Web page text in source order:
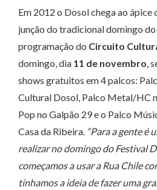
Em 2012 o Dosol chega ao ápice
junção do tradicional domingo
programação do Circuito
domingo, dia 11 de novembro,
shows gratuitos em 4 palcos:
Cultural Dosol, Palco Metal/HC
Pop no Galpão 29 e o Palco
Casa da Ribeira. “Para a gente é
realizar no domingo do Festival
começamos a usar a Rua Chile
tínhamos a ideia de fazer uma